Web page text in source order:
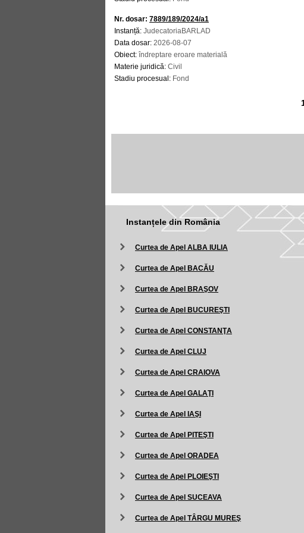
Nr. dosar: 7889/189/2024/a1
Instanță: JudecatoriaBARLAD
Data dosar: 2026-08-07
Obiect: îndreptare eroare materială
Materie juridică: Civil
Stadiu procesual: Fond
Instanțele din România
Curtea de Apel ALBA IULIA
Curtea de Apel BACĂU
Curtea de Apel BRAŞOV
Curtea de Apel BUCUREŞTI
Curtea de Apel CONSTANŢA
Curtea de Apel CLUJ
Curtea de Apel CRAIOVA
Curtea de Apel GALAŢI
Curtea de Apel IAŞI
Curtea de Apel PITEŞTI
Curtea de Apel ORADEA
Curtea de Apel PLOIEŞTI
Curtea de Apel SUCEAVA
Curtea de Apel TÂRGU MUREŞ